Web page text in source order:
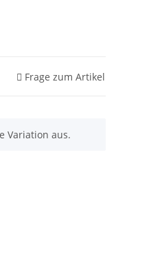
Frage zum Artikel
Variation aus.